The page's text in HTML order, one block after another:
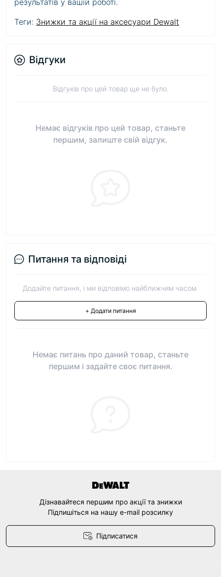
результатів у вашій роботі.
Теги: Знижки та акції на аксесуари Dewalt
Відгуки
Відгуків про цей товар ще не було.
Немає відгуків про цей товар, станьте
першим, залиште свій відгук.
Питання та відповіді
Додайте питання, і ми відповімо найближчим часом.
+ Додати питання
Немає питань про даний товар, станьте
першим і задайте своє питання.
Дізнавайтеся першим про акції та знижки
Підпишіться на нашу e-mail розсилку
Підписатися